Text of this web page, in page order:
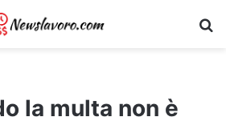
la multa non è